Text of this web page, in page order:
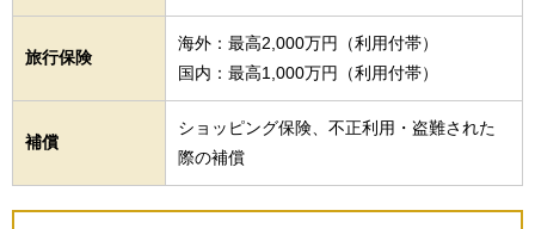
旅行保険
海外：最高2,000万円（利用付帯）
国内：最高1,000万円（利用付帯）
補償
ショッピング保険、不正利用・盗難された
際の補償